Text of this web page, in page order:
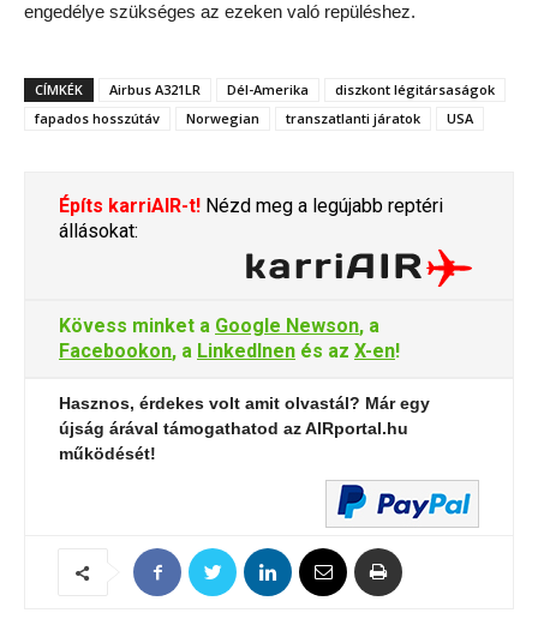
engedélye szükséges az ezeken való repüléshez.
CÍMKÉK Airbus A321LR Dél-Amerika
diszkont légitársaságok
fapados hosszútáv
Norwegian transzatlanti járatok USA
Építs karriAIR-t! Nézd meg a legújabb reptéri
állásokat:
Kövess minket a Google Newson, a
Facebookon, a LinkedInen és az X-en!
Hasznos, érdekes volt amit olvastál? Már egy
újság árával támogathatod az AIRportal.hu
működését!